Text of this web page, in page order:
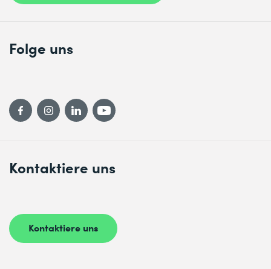
Kontaktiere uns
Kontaktiere uns
Folge uns